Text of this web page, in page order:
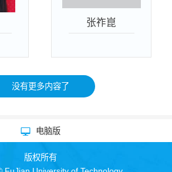
张祚崑
没有更多内容了
电脑版
版权所有